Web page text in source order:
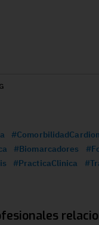
#Biomarcadores
#PracticaClinica